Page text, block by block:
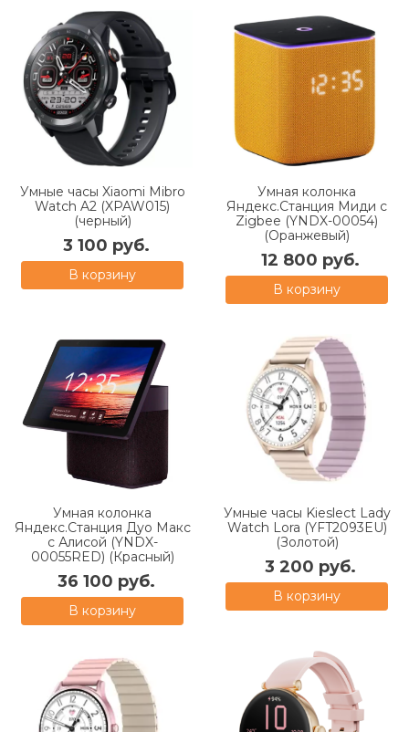
Умные часы Xiaomi Mibro
Watch A2 (XPAW015)
(черный)
3 100 руб.
В корзину
Умная колонка
Яндекс.Станция Миди с
Zigbee (YNDX-00054)
(Оранжевый)
12 800 руб.
В корзину
Умная колонка
Яндекс.Станция Дуо Макс
с Алисой (YNDX-
00055RED) (Красный)
36 100 руб.
В корзину
Умные часы Kieslect Lady
Watch Lora (YFT2093EU)
(Золотой)
3 200 руб.
В корзину